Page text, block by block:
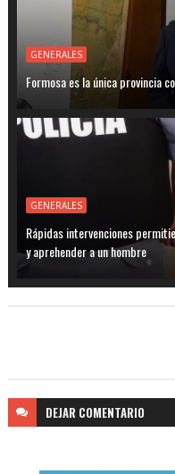
GENERALES
Formosa es la única provincia
GENERALES
Rápidas intervenciones
y aprehender a un hombre
DEJAR COMENTARIO